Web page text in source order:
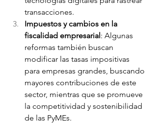
transacciones.
Impuestos y cambios en la
fiscalidad empresarial: Algunas
reformas también buscan
modificar las tasas impositivas
para empresas grandes, buscando
mayores contribuciones de este
sector, mientras que se promueve
la competitividad y sostenibilidad
de las PyMEs.